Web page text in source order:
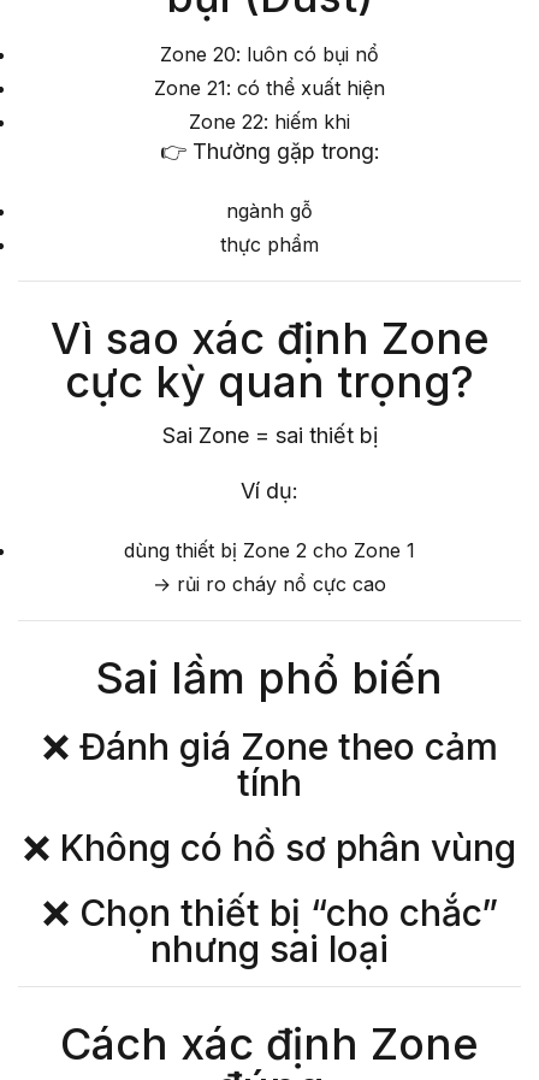
Zone 20: luôn có bụi nổ
Zone 21: có thể xuất hiện
Zone 22: hiếm khi
👉 Thường gặp trong:
ngành gỗ
thực phẩm
Vì sao xác định Zone
cực kỳ quan trọng?
Sai Zone = sai thiết bị
Ví dụ:
dùng thiết bị Zone 2 cho Zone 1
→ rủi ro cháy nổ cực cao
Sai lầm phổ biến
❌ Đánh giá Zone theo cảm
tính
❌ Không có hồ sơ phân vùng
❌ Chọn thiết bị “cho chắc”
nhưng sai loại
Cách xác định Zone